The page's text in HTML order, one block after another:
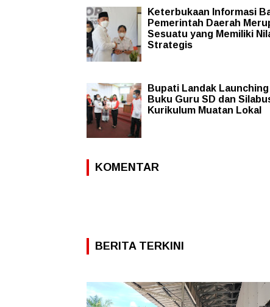
Keterbukaan Informasi
Pemerintah Daerah
Sesuatu yang Memiliki
Strategis
Bupati Landak Launching
Buku Guru SD dan
Kurikulum Muatan Lokal
KOMENTAR
BERITA TERKINI